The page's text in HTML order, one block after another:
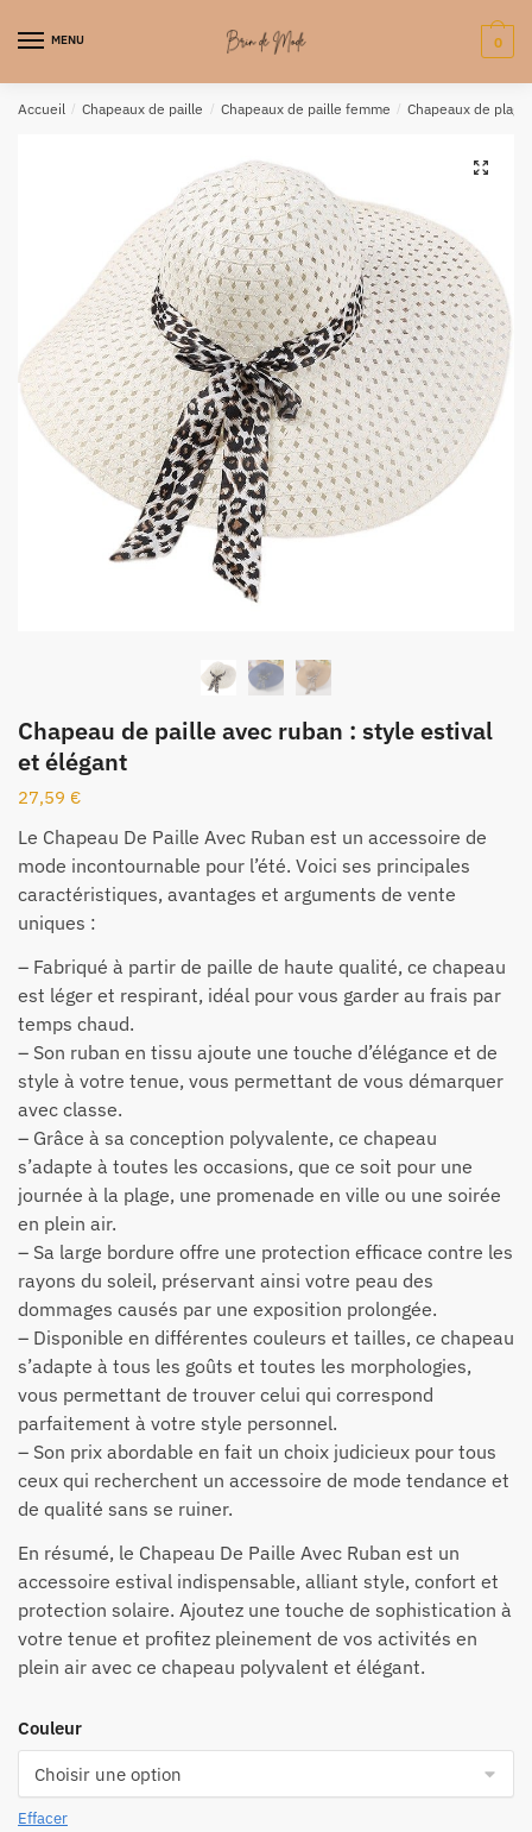
MENU 0
Accueil / Chapeaux de paille / Chapeaux de paille femme / Chapeaux de
🔍
Chapeau de paille avec ruban : style estival
et élégant
27,59 €
Le Chapeau De Paille Avec Ruban est un accessoire de
mode incontournable pour l’été. Voici ses principales
caractéristiques, avantages et arguments de vente
uniques :
– Fabriqué à partir de paille de haute qualité, ce chapeau
est léger et respirant, idéal pour vous garder au frais par
temps chaud.
– Son ruban en tissu ajoute une touche d’élégance et de
style à votre tenue, vous permettant de vous démarquer
avec classe.
– Grâce à sa conception polyvalente, ce chapeau
s’adapte à toutes les occasions, que ce soit pour une
journée à la plage, une promenade en ville ou une soirée
en plein air.
– Sa large bordure offre une protection efficace contre les
rayons du soleil, préservant ainsi votre peau des
dommages causés par une exposition prolongée.
– Disponible en différentes couleurs et tailles, ce chapeau
s’adapte à tous les goûts et toutes les morphologies,
vous permettant de trouver celui qui correspond
parfaitement à votre style personnel.
– Son prix abordable en fait un choix judicieux pour tous
ceux qui recherchent un accessoire de mode tendance et
de qualité sans se ruiner.
En résumé, le Chapeau De Paille Avec Ruban est un
accessoire estival indispensable, alliant style, confort et
protection solaire. Ajoutez une touche de sophistication à
votre tenue et profitez pleinement de vos activités en
plein air avec ce chapeau polyvalent et élégant.
Couleur
Effacer